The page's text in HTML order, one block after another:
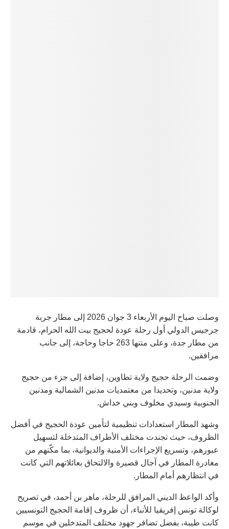
وصلت صباح اليوم الأربعاء 3 جوان 2026 إلى مطار جربة
جرجيس الدولي أول رحلة عودة لحجيج بيت الله الحرام، قادمة
من مطار جدة، وعلى متنها 263 حاجا وحاجة، إلى جانب
مرافقين.
وضمت الرحلة حجيج ولاية تطاوين، إضافة إلى جزء من حجيج
ولاية مدنين، وتحديدا من معتمديات مدنين الشمالية ومدنين
الجنوبية وسيدي مخلوف وبني خداش.
وشهد المطار استعدادات تنظيمية لتأمين عودة الحجيج في أفضل
الظروف، حيث تجندت مختلف الأطراف المتدخلة لتسهيل
عبورهم، وتسريع الإجراءات الأمنية والديوانية، بما مكّنهم من
مغادرة المطار في آجال قصيرة والالتحاق بعائلاتهم التي كانت
في انتظارهم أمام المطار.
وأكد الواعظ الديني المرافق للرحلة، ماهر بن أحمد، في تصريح
لوكالة تونس إفريقيا للأنباء، أن ظروف إقامة الحجيج التونسيين
كانت طيبة، بفضل تضافر جهود مختلف المتدخلين في موسم